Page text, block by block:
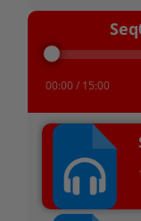
Tocador
áudio
00:00 / 15:00